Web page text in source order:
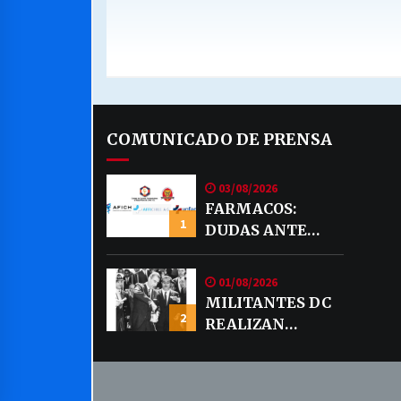
COMUNICADO DE PRENSA
1
03/08/2026
FARMACOS:
DUDAS ANTE
EVENTUAL
VENTA DE
MEDICAMENTOS
POR MERCADO
2
01/08/2026
MILITANTES DC
REALIZAN
PUBLICA SOBRE